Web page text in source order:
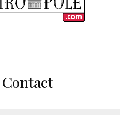
Contact